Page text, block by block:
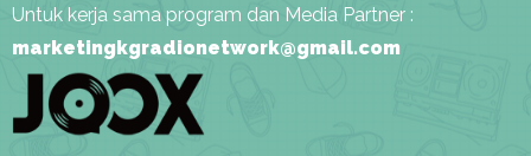
Untuk kerja sama program dan Media Partner :
marketingkgradionetwork@gmail.com